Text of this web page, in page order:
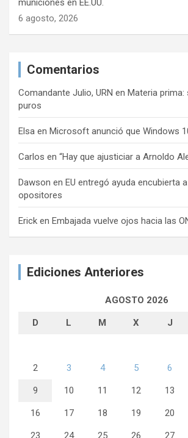
6 agosto, 2026
Comentarios
Comandante Julio, URN en Materia
puros
Elsa en Microsoft anunció que Windows
Carlos en “Hay que ajusticiar a Arnoldo
Dawson en EU entregó ayuda encubierta
opositores
Erick en Embajada vuelve ojos hacia las
Ediciones Anteriores
AGOSTO 2026
D L M X J
2 3 4 5 6
9 10 11 12 13
16 17 18 19 20
23 24 25 26 27